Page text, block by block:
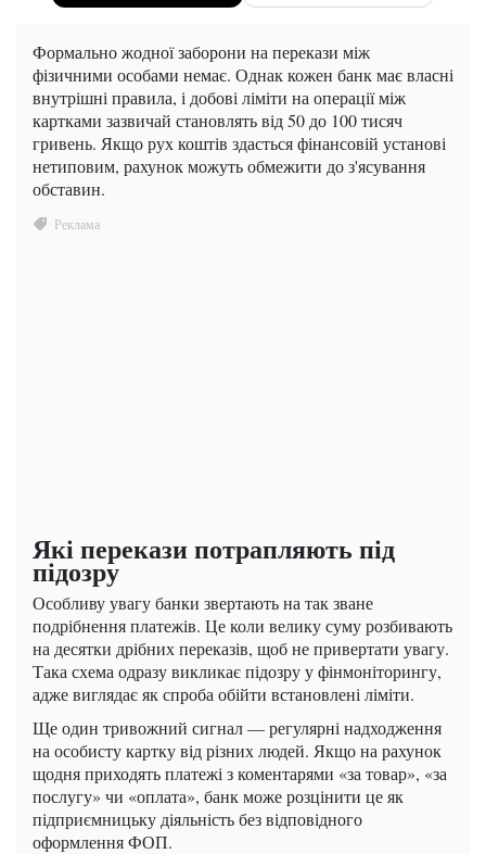
Формально жодної заборони на перекази між
фізичними особами немає. Однак кожен банк має власні
внутрішні правила, і добові ліміти на операції між
картками зазвичай становлять від 50 до 100 тисяч
гривень. Якщо рух коштів здасться фінансовій установі
нетиповим, рахунок можуть обмежити до з'ясування
обставин.
Які перекази потрапляють під
підозру
Особливу увагу банки звертають на так зване
подрібнення платежів. Це коли велику суму розбивають
на десятки дрібних переказів, щоб не привертати увагу.
Така схема одразу викликає підозру у фінмоніторингу,
адже виглядає як спроба обійти встановлені ліміти.
Ще один тривожний сигнал — регулярні надходження
на особисту картку від різних людей. Якщо на рахунок
щодня приходять платежі з коментарями «за товар», «за
послугу» чи «оплата», банк може розцінити це як
підприємницьку діяльність без відповідного
оформлення ФОП.